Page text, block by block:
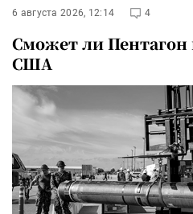
6 августа 2026, 12:14 4
Сможет ли Пентагон
США